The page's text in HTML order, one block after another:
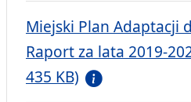
Miejski Plan Adaptacji
Raport za lata 2019-
435 KB)